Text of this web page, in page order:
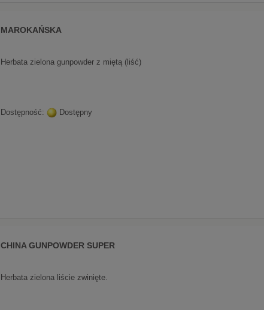
MAROKAŃSKA
Herbata zielona gunpowder z miętą (liść)
Dostępność: Dostępny
CHINA GUNPOWDER SUPER
Herbata zielona liście zwinięte.